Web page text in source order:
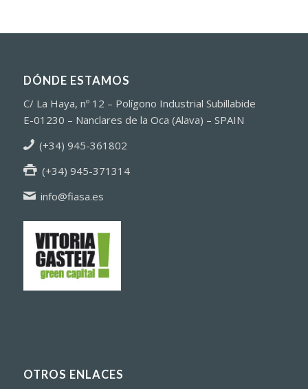
DÓNDE ESTAMOS
C/ La Haya, nº 12 – Polígono Industrial Subillabide
E-01230 – Nanclares de la Oca (Alava) – SPAIN
(+34) 945-361802
(+34) 945-371314
info@fiasa.es
OTROS ENLACES